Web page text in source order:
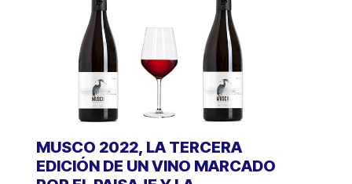
MUSCO 2022, LA TERCERA
EDICIÓN DE UN VINO MARCADO